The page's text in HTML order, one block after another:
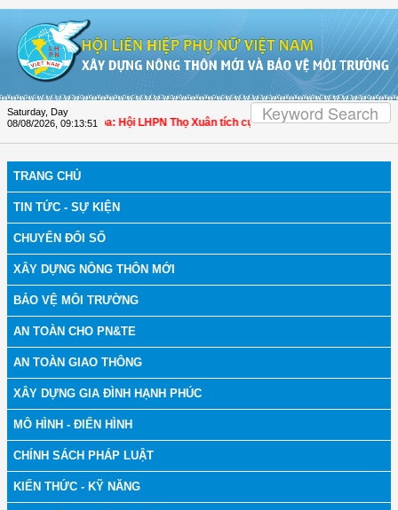
Saturday, Day
08/08/2026 09:13:52
bệnh | Thanh Hóa: Hội LHPN Thọ Xuân tích cực góp phần nâng cao tỷ lệ
TRANG CHỦ
TIN TỨC - SỰ KIỆN
CHUYỂN ĐỔI SỐ
XÂY DỰNG NÔNG THÔN MỚI
BẢO VỆ MÔI TRƯỜNG
AN TOÀN CHO PN&TE
AN TOÀN GIAO THÔNG
XÂY DỰNG GIA ĐÌNH HẠNH PHÚC
MÔ HÌNH - ĐIỂN HÌNH
CHÍNH SÁCH PHÁP LUẬT
KIẾN THỨC - KỸ NĂNG